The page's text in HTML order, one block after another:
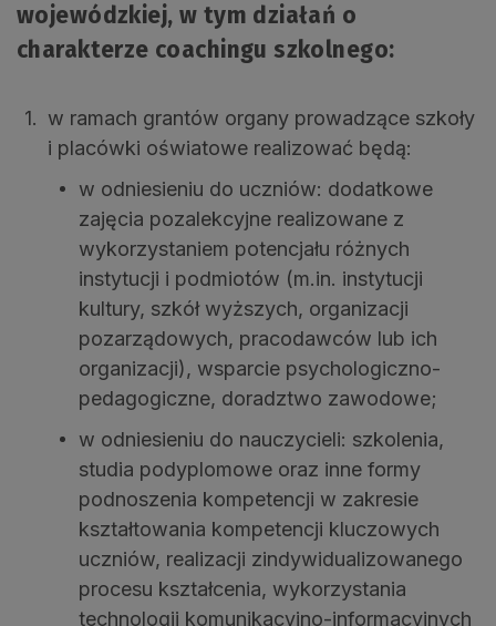
wojewódzkiej, w tym działań o
charakterze coachingu szkolnego:
w ramach grantów organy prowadzące szkoły
i placówki oświatowe realizować będą:
w odniesieniu do uczniów: dodatkowe
zajęcia pozalekcyjne realizowane z
wykorzystaniem potencjału różnych
instytucji i podmiotów (m.in. instytucji
kultury, szkół wyższych, organizacji
pozarządowych, pracodawców lub ich
organizacji), wsparcie psychologiczno-
pedagogiczne, doradztwo zawodowe;
w odniesieniu do nauczycieli: szkolenia,
studia podyplomowe oraz inne formy
podnoszenia kompetencji w zakresie
kształtowania kompetencji kluczowych
uczniów, realizacji zindywidualizowanego
procesu kształcenia, wykorzystania
technologii komunikacyjno-informacyjnych